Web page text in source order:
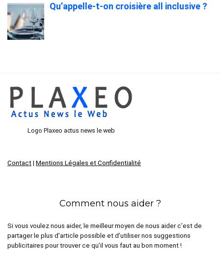
Qu’appelle-t-on croisière all inclusive ?
Logo Plaxeo actus news le web
Contact | Mentions Légales et Confidentialité
Comment nous aider ?
Si vous voulez nous aider, le meilleur moyen de nous aider c’est de
partager le plus d’article possible et d’utiliser nos suggestions
publicitaires pour trouver ce qu’il vous faut au bon moment !